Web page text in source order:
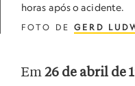
horas após o acidente.
FOTO DE GERD
Em26 de abril de